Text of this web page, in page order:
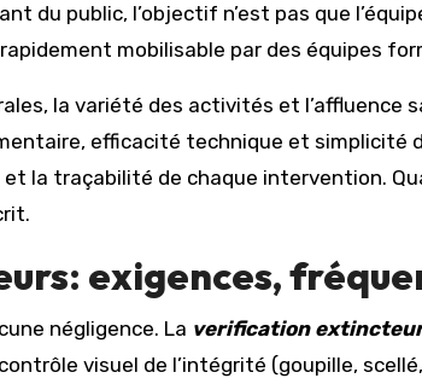
du public, l’objectif n’est pas que
mobilisable par des équipes
la variété des activités et l’affluence
efficacité technique et simplicité
la traçabilité de chaque intervention.
exigences,
négligence. La verification
visuel de l’intégrité (goupille,